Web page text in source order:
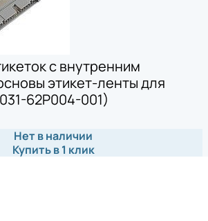
с внутренним
этикет-ленты для
62P004-001)
Нет в наличии
Купить в 1 клик